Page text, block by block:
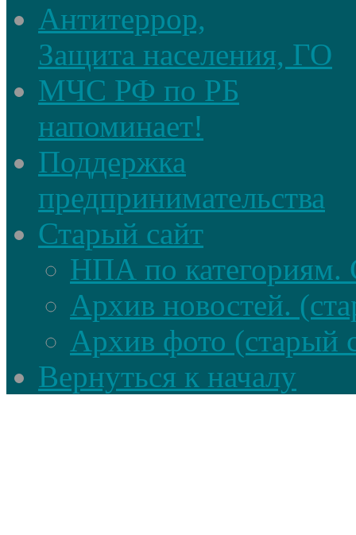
Антитеррор,
Защита населения, ГО
МЧС РФ по РБ
напоминает!
Поддержка
предпринимательства
Старый сайт
НПА по категориям.
Архив новостей.
Архив фото (старый
Вернуться к началу